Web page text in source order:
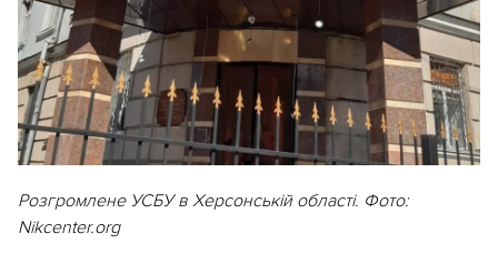
Розгромлене УСБУ в Херсонській області. Фото:
Nikcenter.org